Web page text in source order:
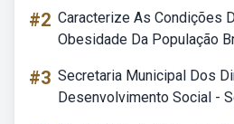
#2 Caracterize As Condições
Obesidade Da População
#3 Secretaria Municipal Dos
Desenvolvimento Social -